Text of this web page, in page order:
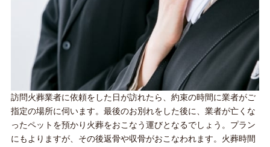
訪問火葬業者に依頼をした日が訪れたら、約束の時間に業者がご
指定の場所に伺います。最後のお別れをした後に、業者が亡くな
ったペットを預かり火葬をおこなう運びとなるでしょう。プラン
にもよりますが、その後返骨や収骨がおこなわれます。火葬時間